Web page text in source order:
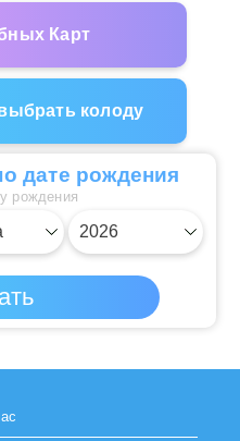
Карт
колоду
дате рождения
рождения